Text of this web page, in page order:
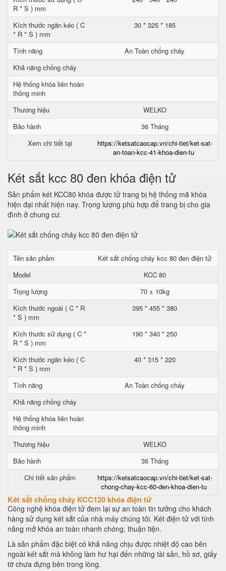
R * S ) mm
Kích thước ngăn kéo ( C
* R * S ) mm
30 * 325 * 185
Tính năng
An Toàn chống cháy
Khả năng chống cháy
Hệ thống khóa liên hoàn
thông minh
Thương hiệu
WELKO
Bảo hành
36 Tháng
Xem chi tiết tại
https://ketsatcaocap.vn/chi-tiet/ket-sat-
an-toan-kcc-41-khoa-dien-tu
Két sắt kcc 80 đen khóa điện tử
Sản phẩm két KCC80 khóa được tử trang bị hệ thống mã khóa
hiện đại nhất hiện nay. Trọng lượng phù hợp để trang bị cho gia
đình ở chung cư.
Tên sản phẩm
Két sắt chống cháy kcc 80 đen điện tử
Model
KCC 80
Trọng lượng
70 ± 10kg
Kích thước ngoài ( C * R
* S ) mm
395 * 455 * 380
Kích thước sử dụng ( C *
R * S ) mm
190 * 340 * 250
Kích thước ngăn kéo ( C
* R * S ) mm
40 * 315 * 220
Tính năng
An Toàn chống cháy
Khả năng chống cháy
Hệ thống khóa liên hoàn
thông minh
Thương hiệu
WELKO
Bảo hành
36 Tháng
Chi tiết sản phẩm
https://ketsatcaocap.vn/chi-tiet/ket-sat-
chong-chay-kcc-60-den-khoa-dien-tu
Két sắt chống cháy KCC120 khóa điện tử
Công nghệ khóa điện tử đem lại sự an toàn tin tưởng cho khách
hàng sử dụng két sắt của nhà máy chúng tôi. Két điện tử với tính
năng mở khóa an toàn nhanh chóng, thuận tiện.
Là sản phẩm đặc biệt có khả năng chịu được nhiệt độ cao bên
ngoài két sắt mà không làm hư hại đến những tài sản, hồ sơ, giấy
tờ chưa đựng bên trong lòng.